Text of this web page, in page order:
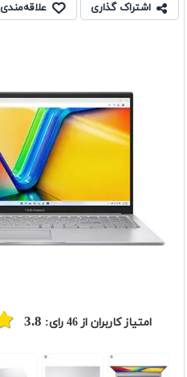
اشتراک گذاری علاقه‌مندی
امتیاز کاربران از46 رای: 3.8